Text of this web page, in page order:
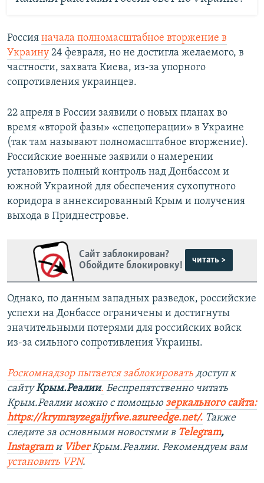
Россия начала полномасштабное вторжение в
Украину 24 февраля, но не достигла желаемого, в
частности, захвата Киева, из-за упорного
сопротивления украинцев.
22 апреля в России заявили о новых планах во
время «второй фазы» «спецоперации» в Украине
(так там называют полномасштабное вторжение).
Российские военные заявили о намерении
установить полный контроль над Донбассом и
южной Украиной для обеспечения сухопутного
коридора в аннексированный Крым и получения
выхода в Приднестровье.
Сайт заблокирован?
Обойдите блокировку!
читать >
Однако, по данным западных разведок, российские
успехи на Донбассе ограничены и достигнуты
значительными потерями для российских войск
из-за сильного сопротивления Украины.
Роскомнадзор пытается заблокировать доступ к
сайтуКрым.Реалии. Беспрепятственно читать
Крым.Реалии можно с помощью зеркального сайта:
https://krymrayzegaijyfwe.azureedge.net/. Также
следите за основными новостями в Telegram,
Instagramи ViberКрым.Реалии. Рекомендуем вам
установить VPN.